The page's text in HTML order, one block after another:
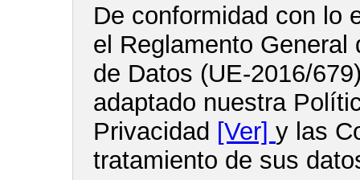
De conformidad con lo
el Reglamento General
de Datos (UE-2016/
adaptado nuestra
Privacidad [Ver] y las
tratamiento de sus